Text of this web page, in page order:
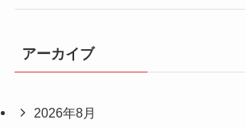
アーカイブ
2026年8月